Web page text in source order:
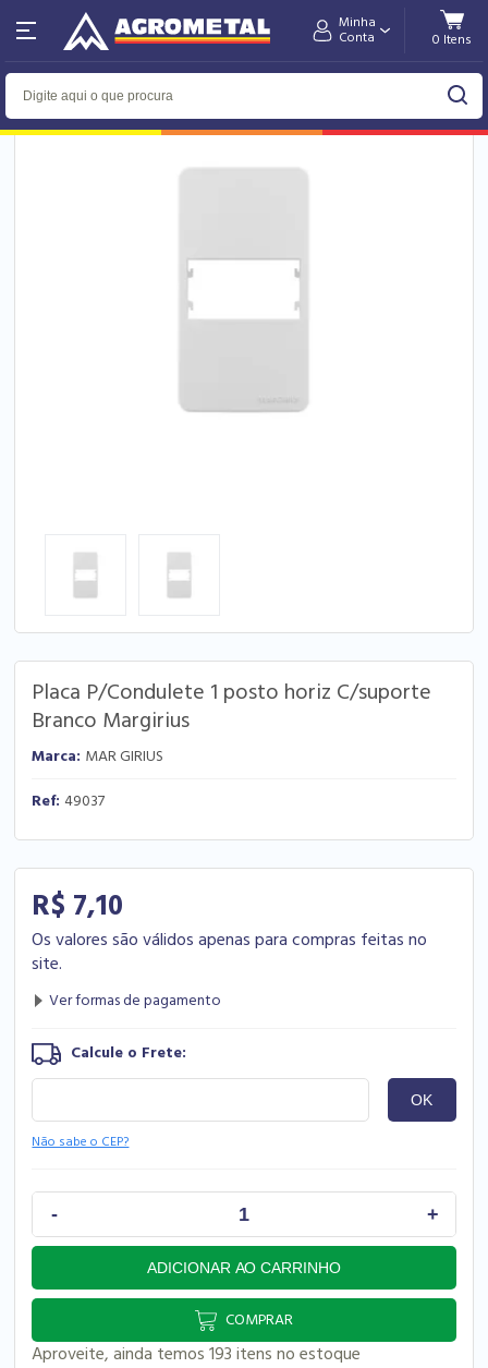
Minha
Conta
Home Departamentos
Placa P/Condulete 1 posto horiz C/suporte
Branco Margirius
Marca: MAR GIRIUS
Ref:49037
R$ 7,10
Os valores são válidos apenas para compras feitas no
site.
Não sabe o CEP?
COMPRAR
Aproveite, ainda temos 193 itens no estoque